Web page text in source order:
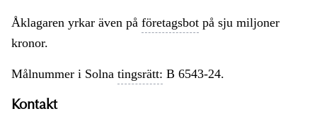
Åklagaren yrkar även på företagsbot på sju miljoner
kronor.
Målnummer i Solna tingsrätt: B 6543-24.
Kontakt